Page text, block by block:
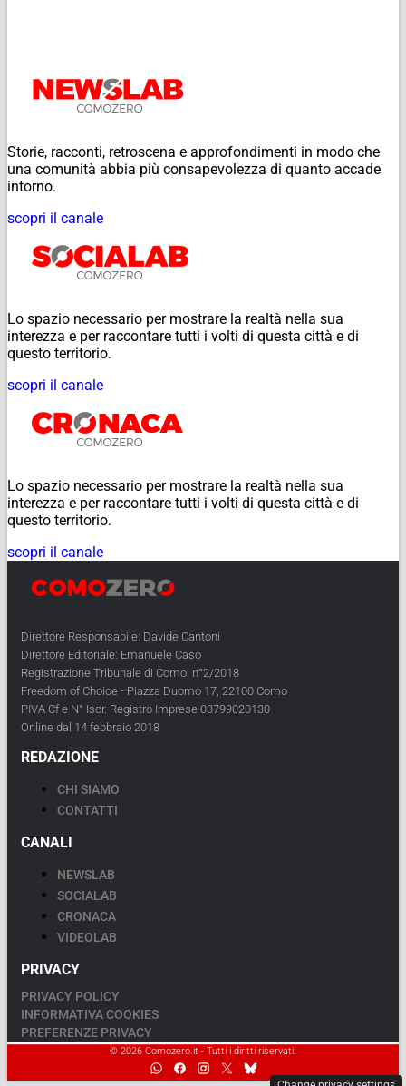
Storie, racconti, retroscena e approfondimenti in modo che
una comunità abbia più consapevolezza di quanto accade
intorno.
scopri il canale
Lo spazio necessario per mostrare la realtà nella sua
interezza e per raccontare tutti i volti di questa città e di
questo territorio.
scopri il canale
Lo spazio necessario per mostrare la realtà nella sua
interezza e per raccontare tutti i volti di questa città e di
questo territorio.
scopri il canale
Direttore Responsabile: Davide Cantoni
Direttore Editoriale: Emanuele Caso
Registrazione Tribunale di Como: n°2/2018
Freedom of Choice - Piazza Duomo 17, 22100 Como
PIVA Cf e N° Iscr. Registro Imprese 03799020130
Online dal 14 febbraio 2018
REDAZIONE
CHI SIAMO
CONTATTI
CANALI
NEWSLAB
SOCIALAB
CRONACA
VIDEOLAB
PRIVACY
PRIVACY POLICY
INFORMATIVA COOKIES
PREFERENZE PRIVACY
© 2026 Comozero.it - Tutti i diritti riservati.